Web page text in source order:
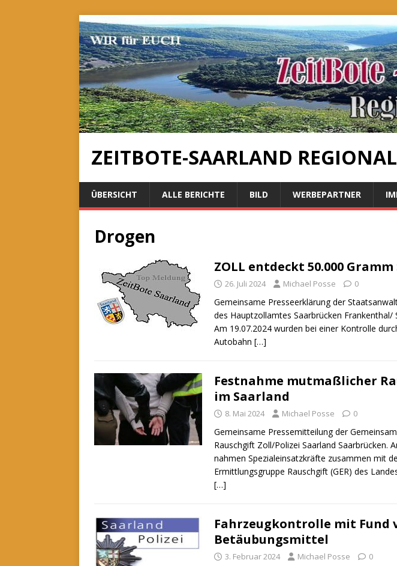
ZEITBOTE-SAARLAND REGIONAL
ÜBERSICHT ALLE BERICHTE BILD WERBEPARTNER
Drogen
ZOLL entdeckt 50.000
26. Juli 2024 Michael Posse 0
Gemeinsame Presseerklärung der
des Hauptzollamtes Saarbrücken Frankenthal/
Am 19.07.2024 wurden bei einer Kontrolle
Autobahn […]
Festnahme mutmaßlicher
im Saarland
8. Mai 2024 Michael Posse 0
Gemeinsame Pressemitteilung der
Rauschgift Zoll/Polizei Saarland Saarbrücken.
nahmen Spezialeinsatzkräfte zusammen mit
Ermittlungsgruppe Rauschgift (GER) des
[…]
Fahrzeugkontrolle mit Fund
Betäubungsmittel
3. Februar 2024 Michael Posse 0